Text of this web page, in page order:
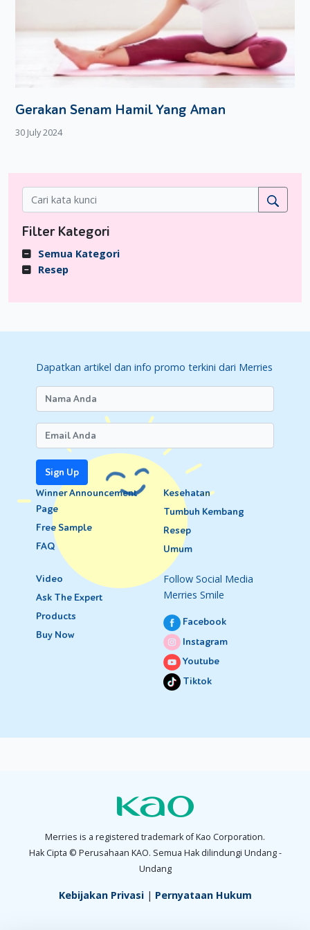
Gerakan Senam Hamil Yang Aman
30 July 2024
Filter Kategori
Semua Kategori
Resep
Dapatkan artikel dan info promo terkini dari Merries
Sign Up
Winner Announcement
Page
Free Sample
FAQ
Kesehatan
Tumbuh Kembang
Resep
Umum
Video
Ask The Expert
Products
Buy Now
Follow Social Media
Merries Smile
Facebook
Instagram
Youtube
Tiktok
Merries is a registered trademark of Kao Corporation.
Hak Cipta © Perusahaan KAO. Semua Hak dilindungi Undang -
Undang
Kebijakan Privasi| Pernyataan Hukum